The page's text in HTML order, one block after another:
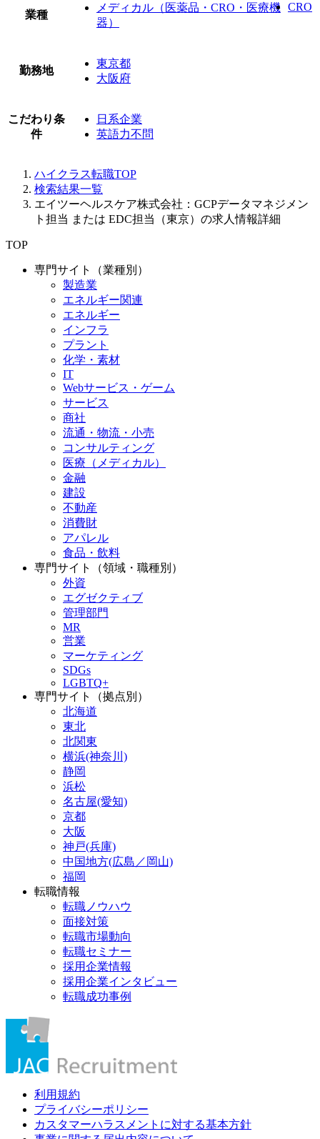
業種
メディカル（医薬品・CRO・医療機
器）
CRO
勤務地
東京都
大阪府
こだわり条
件
日系企業
英語力不問
ハイクラス転職TOP
検索結果一覧
エイツーヘルスケア株式会社：GCPデータマネジメン
ト担当 または EDC担当（東京）の求人情報詳細
TOP
専門サイト（業種別）
製造業
エネルギー関連
エネルギー
インフラ
プラント
化学・素材
IT
Webサービス・ゲーム
サービス
商社
流通・物流・小売
コンサルティング
医療（メディカル）
金融
建設
不動産
消費財
アパレル
食品・飲料
専門サイト（領域・職種別）
外資
エグゼクティブ
管理部門
MR
営業
マーケティング
SDGs
LGBTQ+
専門サイト（拠点別）
北海道
東北
北関東
横浜(神奈川)
静岡
浜松
名古屋(愛知)
京都
大阪
神戸(兵庫)
中国地方(広島／岡山)
福岡
転職情報
転職ノウハウ
面接対策
転職市場動向
転職セミナー
採用企業情報
採用企業インタビュー
転職成功事例
利用規約
プライバシーポリシー
カスタマーハラスメントに対する基本方針